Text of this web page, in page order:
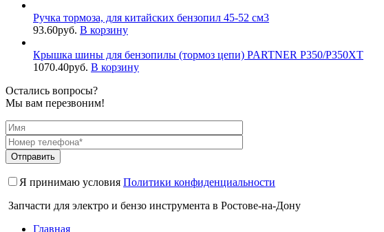
Ручка тормоза, для китайских бензопил 45-52 см3
93.60руб. В корзину
Крышка шины для бензопилы (тормоз цепи) PARTNER P350/P350XT
1070.40руб. В корзину
Остались вопросы?
Мы вам перезвоним!
Я принимаю условия Политики конфиденциальности
Запчасти для электро и бензо инструмента в Ростове-на-Дону
Главная